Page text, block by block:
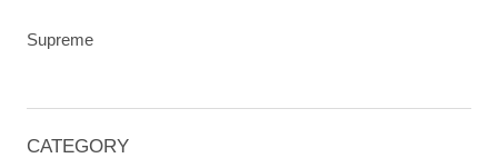
Supreme
CATEGORY